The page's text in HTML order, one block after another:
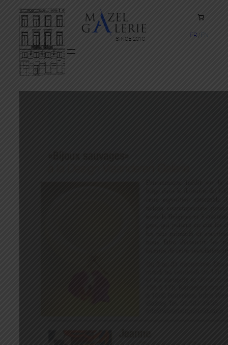
SINCE 2010
FR EN